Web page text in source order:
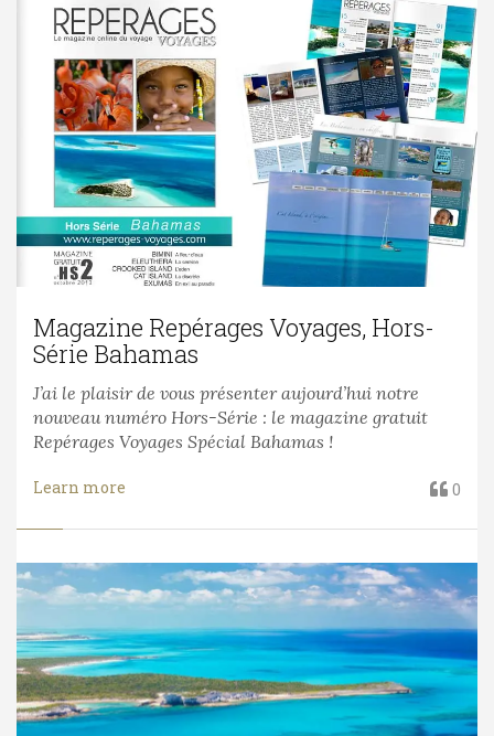
Magazine Repérages Voyages, Hors-
Série Bahamas
J’ai le plaisir de vous présenter aujourd’hui notre
nouveau numéro Hors-Série : le magazine gratuit
Repérages Voyages Spécial Bahamas !
Learn more 0